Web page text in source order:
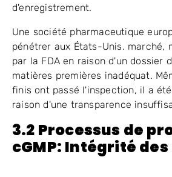
d'enregistrement.
Une société pharmaceutique
pénétrer aux États-Unis. marché,
par la FDA en raison d'un dossier
matières premières inadéquat.
finis ont passé l'inspection, il a
raison d'une transparence
3.2 Processus de
cGMP: Intégrité